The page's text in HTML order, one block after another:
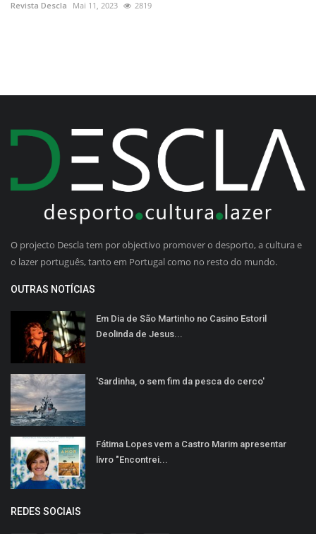
Revista Descla Mai 11, 2023 2819
O projecto Descla tem por objectivo promover o desporto, a cultura e
o lazer português, tanto em Portugal como no resto do mundo.
OUTRAS NOTÍCIAS
Em Dia de São Martinho no Casino Estoril
Deolinda de Jesus...
'Sardinha, o sem fim da pesca do cerco'
Fátima Lopes vem a Castro Marim apresentar
livro "Encontrei...
REDES SOCIAIS